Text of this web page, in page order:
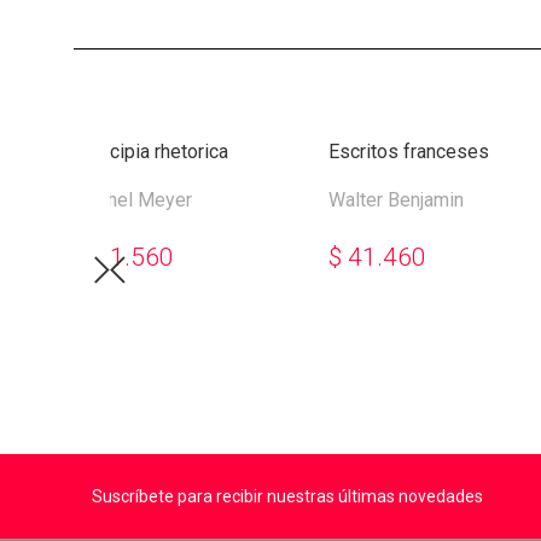
Principia rhetorica
Michel Meyer
41.560
Escritos franceses
Walter Benjamin
$ 41.460
Suscríbete para recibir nuestras últimas novedades